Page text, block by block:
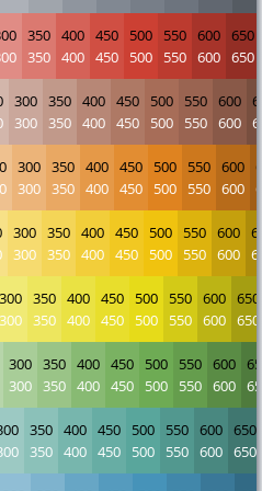
350
350
400
400
450
450
500
500
550
550
600
600
650
650
300
300
350
350
400
400
450
450
500
500
550
550
600
600
300
300
350
350
400
400
450
450
500
500
550
550
600
600
300
300
350
350
400
400
450
450
500
500
550
550
600
600
300
300
350
350
400
400
450
450
500
500
550
550
600
600
650
650
300
300
350
350
400
400
450
450
500
500
550
550
600
600
350
350
400
400
450
450
500
500
550
550
600
600
650
650